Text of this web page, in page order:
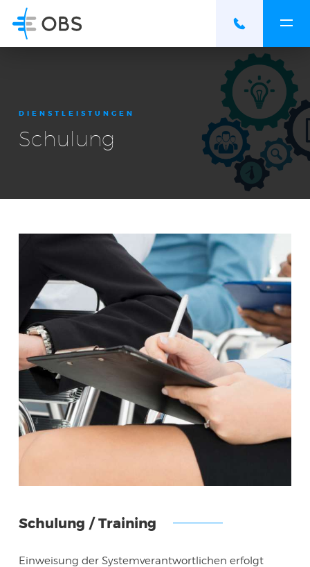
DIENSTLEISTUNGEN
Schulung
Schulung / Training
Einweisung der Systemverantwortlichen erfolgt